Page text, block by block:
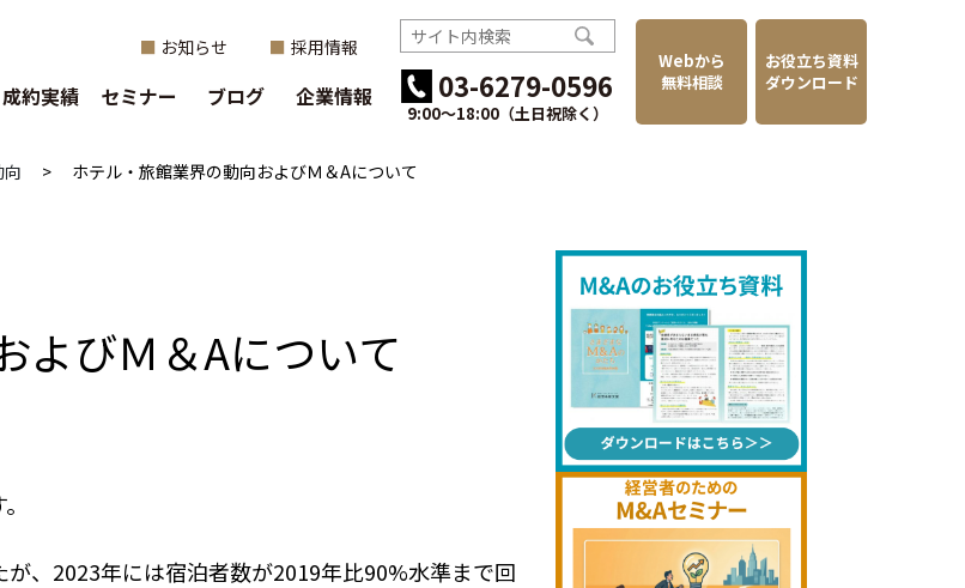
お知らせ 採用情報
成約実績 セミナー ブログ 企業情報 03-6279-0596
9:00〜18:00（土日祝除く）
Webから
無料相談
お役立ち資料
ダウンロード
向 > ホテル・旅館業界の動向およびＭ＆Aについて
よびＭ＆Aについて
、2023年には宿泊者数が2019年比90%水準まで回